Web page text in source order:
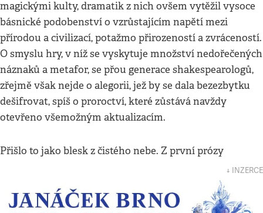
magickými kulty, dramatik z nich ovšem vytěžil vysoce
básnické podobenství o vzrůstajícím napětí mezi
přírodou a civilizací, potažmo přirozeností a zvráceností.
O smyslu hry, v níž se vyskytuje množství nedořečených
náznaků a metafor, se přou generace shakespearologů,
zřejmě však nejde o alegorii, jež by se dala bezezbytku
dešifrovat, spíš o proroctví, které zůstává navždy
otevřeno všemožným aktualizacím.
Přišlo to jako blesk z čistého nebe. Z první prózy
↓ INZERCE